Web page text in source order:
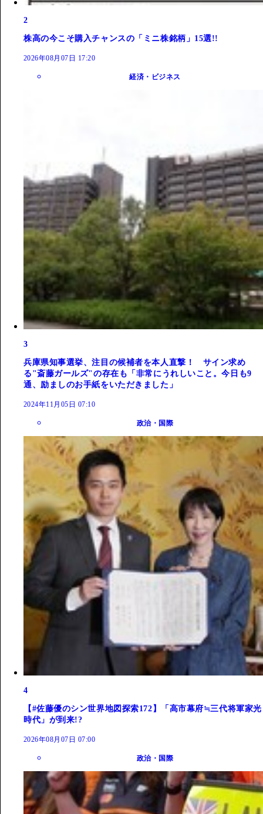
2
株高の今こそ購入チャンスの「ミニ株銘柄」15選!!
2026年08月07日 17:20
経済・ビジネス
3
兵庫県知事選挙、注目の候補者を本人直撃！ サイン求め
る"斎藤ガールズ"の存在も「非常にうれしいこと。今日も9
通、励ましのお手紙をいただきました」
2024年11月05日 07:10
政治・国際
4
【#佐藤優のシン世界地図探索172】「高市幕府≒三代将軍家光
時代」が到来!?
2026年08月07日 07:00
政治・国際